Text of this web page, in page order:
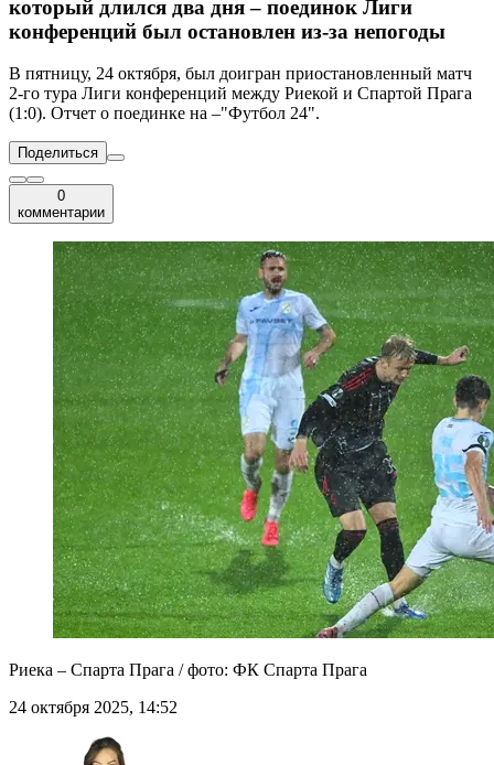
который длился два дня – поединок Лиги
конференций был остановлен из-за непогоды
В пятницу, 24 октября, был доигран приостановленный матч
2-го тура Лиги конференций между Риекой и Спартой Прага
(1:0). Отчет о поединке на –"Футбол 24".
Поделиться
0
комментарии
Риека – Спарта Прага / фото: ФК Спарта Прага
24 октября 2025, 14:52